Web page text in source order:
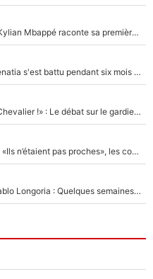
«Je ne sais pas pourquoi j’ai dit ça...» : Kylian Mbappé raconte sa première rencontre avec Zinédine Zidane (et c’est très drôle)
Départ de Roberto De Zerbi - Medhi Benatia s'est battu pendant six mois pour le retenir à l'OM, le PSG a été le naufrage de trop : «Je pars avec toi»
«Admets que tu t'es trompé sur Lucas Chevalier !» : Le débat sur le gardien du PSG vire au clash à l'After Foot
Zinédine Zidane et Didier Deschamps : «Ils n’étaient pas proches», les confidences d’un membre de l’équipe de France 1998 sur leur relation spéciale
Medhi Benatia s'est «senti trahi» par Pablo Longoria : Quelques semaines après son départ, l'ancien directeur de football de l'OM règle ses comptes